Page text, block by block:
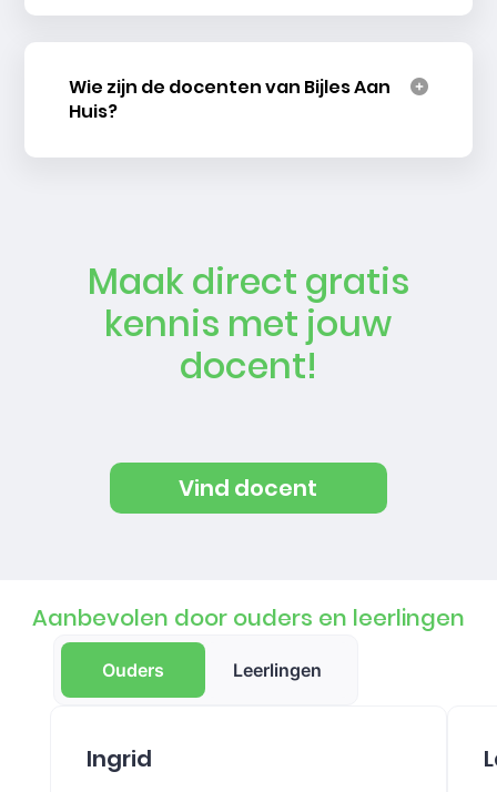
Wie zijn de docenten van Bijles Aan
Huis?
Maak direct gratis
kennis met jouw
docent!
Vind docent
Aanbevolen door ouders en leerlingen
Ouders Leerlingen
Ingrid